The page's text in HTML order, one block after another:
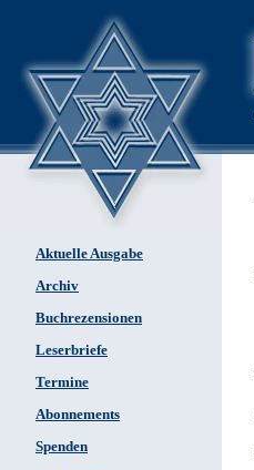
Aktuelle Ausgabe
Archiv
Buchrezensionen
Leserbriefe
Termine
Abonnements
Spenden